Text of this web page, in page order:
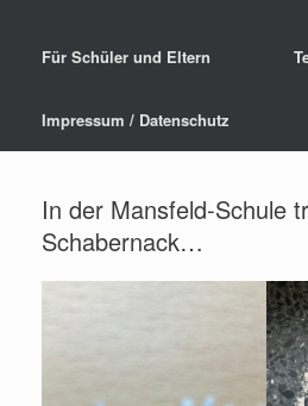
Für Schüler und Eltern
Impressum / Datenschutz
In der Mansfeld-Schule
Schabernack…